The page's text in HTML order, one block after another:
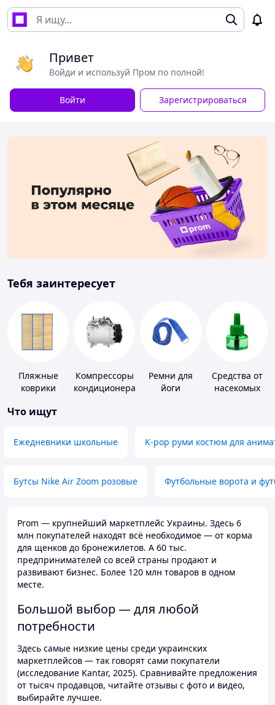
Привет
Войди и используй Пром по полной!
Войти Зарегистрироваться
Тебя заинтересует
Пляжные
коврики
Компрессоры
кондиционера
Ремни для
йоги
Средства от
насекомых
Что ищут
Ежедневники школьные K-pop руми костюм для
Бутсы Nike Air Zoom розовые Футбольные ворота и
Prom — крупнейший маркетплейс Украины. Здесь 6
млн покупателей находят всё необходимое — от корма
для щенков до бронежилетов. А 60 тыс.
предпринимателей со всей страны продают и
развивают бизнес. Более 120 млн товаров в одном
месте.
Большой выбор — для любой
потребности
Здесь самые низкие цены среди украинских
маркетплейсов — так говорят сами покупатели
(исследование Kantar, 2025). Сравнивайте предложения
от тысяч продавцов, читайте отзывы с фото и видео,
выбирайте лучшее.